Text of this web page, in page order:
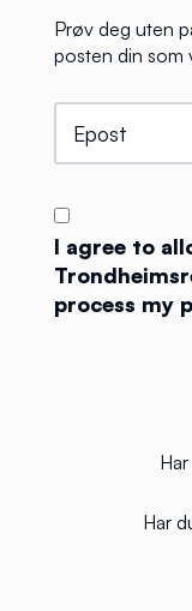
Prøv deg uten
posten din som
I agree to
process my
Har